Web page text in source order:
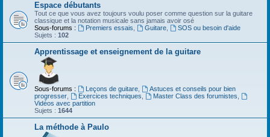
Espace débutants
Tout ce que vous avez toujours voulu poser comme question sur la guitare
classique et la notation musicale sans jamais avoir osé
Sous-forums :
Premiers essais Guitare,
SOS ou besoin d'aide
Sujets : 102
Apprentissage et enseignement de la guitare
Sous-forums : Leçons de guitare,
Astuces et conseils pour bien
progresser
Exercices techniques Master Class des forumistes
Vidéos avec partition
Sujets : 1644
La méthode à Paulo